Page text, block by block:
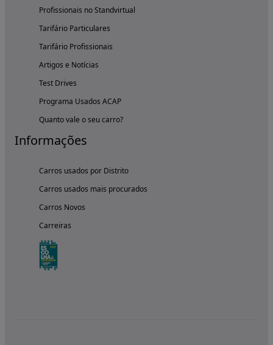
Profissionais no Standvirtual
Tarifário Particulares
Tarifário Profissionais
Artigos e Notícias
Test Drives
Programa Usados ACAP
Quanto vale o seu carro?
Informações
Carros usados por Distrito
Carros usados mais procurados
Carros Novos
Carreiras